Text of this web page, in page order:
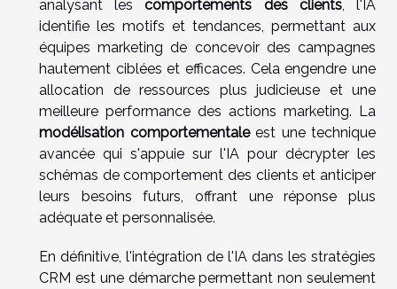
analysant lescomportements des clients, l'IA
identifie les motifs et tendances, permettant aux
équipes marketing de concevoir des campagnes
hautement ciblées et efficaces. Cela engendre une
allocation de ressources plus judicieuse et une
meilleure performance des actions marketing. La
modélisation comportementaleest une technique
avancée qui s'appuie sur l'IA pour décrypter les
schémas de comportement des clients et anticiper
leurs besoins futurs, offrant une réponse plus
adéquate et personnalisée.
En définitive, l'intégration de l'IA dans les stratégies
CRM est une démarche permettant non seulement